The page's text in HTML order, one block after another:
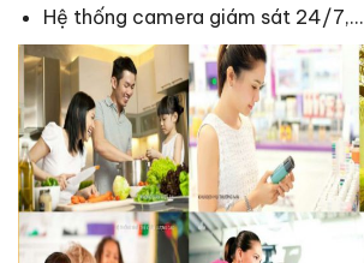
Hệ thống camera giám sát 24/7,…